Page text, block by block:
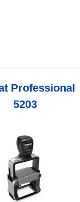
Professional
5203